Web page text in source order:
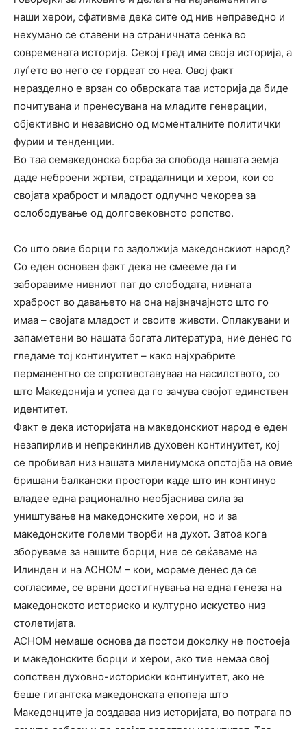
наши херои, сфативме дека сите од нив неправедно и
нехумано се ставени на страничната сенка во
современата историја. Секој град има своја историја, а
луѓето во него се гордеат со неа. Овој факт
неразделно е врзан со обврската таа историја да биде
почитувана и пренесувана на младите генерации,
објективно и независно од моменталните политички
фурии и тенденции.
Во таа семакедонска борба за слобода нашата земја
даде неброени жртви, страдалници и херои, кои со
својата храброст и младост одлучно чекореа за
ослободување од долговековното ропство.
Со што овие борци го задолжија македонскиот народ?
Со еден основен факт дека не смееме да ги
заборавиме нивниот пат до слободата, нивната
храброст во давањето на она најзначајното што го
имаа – својата младост и своите животи. Оплакувани и
запаметени во нашата богата литература, ние денес го
гледаме тој континуитет – како најхрабрите
перманентно се спротивставуваа на насилството, со
што Македонија и успеа да го зачува својот единствен
идентитет.
Факт е дека историјата на македонскиот народ е еден
незапирлив и непрекинлив духовен континуитет, кој
се пробивал низ нашата милениумска опстојба на овие
бришани балкански простори каде што ин континуо
владее една рационално необјаснива сила за
уништување на македонските херои, но и за
македонските големи творби на духот. Затоа кога
зборуваме за нашите борци, ние се сеќаваме на
Илинден и на АСНОМ – кои, мораме денес да се
согласиме, се врвни достигнувања на една генеза на
македонското историско и културно искуство низ
столетијата.
АСНОМ немаше основа да постои доколку не постоеја
и македонските борци и херои, ако тие немаа свој
сопствен духовно-историски континуитет, ако не
беше гигантска македонската епопеја што
Македонците ја создаваа низ историјата, во потрага по